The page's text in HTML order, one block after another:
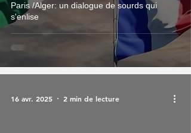
Paris /Alger: un dialogue de sourds qui
s'enlise
16 avr. 2025 2 min de lecture